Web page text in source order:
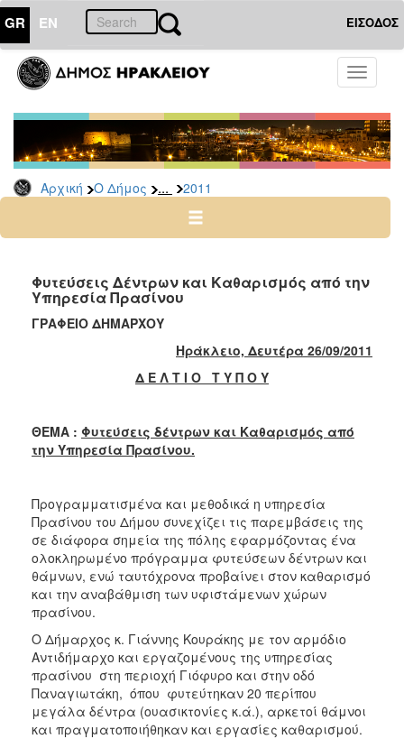
GR EN ΕΙΣΟΔΟΣ
Toggle
Αρχική Ο Δήμος ... 2011
ΔΗΜΟΣ
Δελτία
Τύπου
Αρχείο
2026
2024
2022
2021
2017
2016
2013
2012
2011
2010
2006
ΤΟΠΟΣ
Φυτεύσεις Δέντρων και Καθαρισμός από την
Υπηρεσία Πρασίνου
ΓΡΑΦΕΙΟ ΔΗΜΑΡΧΟΥ
Ηράκλειο, Δευτέρα 26/09/2011
Δ Ε Λ Τ Ι Ο Τ Υ Π Ο Υ
ΘΕΜΑ : Φυτεύσεις δέντρων και Καθαρισμός από
την Υπηρεσία Πρασίνου.
Προγραμματισμένα και μεθοδικά η υπηρεσία
Πρασίνου του Δήμου συνεχίζει τις παρεμβάσεις της
σε διάφορα σημεία της πόλης εφαρμόζοντας ένα
ολοκληρωμένο πρόγραμμα φυτεύσεων δέντρων και
θάμνων, ενώ ταυτόχρονα προβαίνει στον καθαρισμό
και την αναβάθμιση των υφιστάμενων χώρων
πρασίνου.
O Δήμαρχος κ. Γιάννης Κουράκης με τον αρμόδιο
Αντιδήμαρχο και εργαζομένους της υπηρεσίας
πρασίνου στη περιοχή Γιόφυρο και στην οδό
Παναγιωτάκη, όπου φυτεύτηκαν 20 περίπου
μεγάλα δέντρα (ουασικτονίες κ.ά.), αρκετοί θάμνοι
και πραγματοποιήθηκαν και εργασίες καθαρισμού.